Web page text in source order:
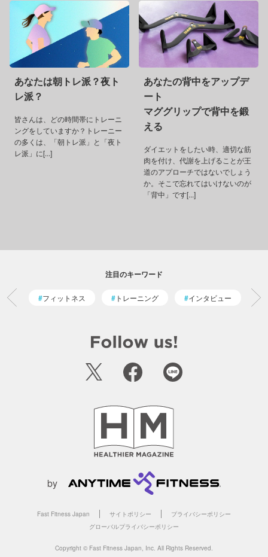
あなたは朝トレ派？夜ト
レ派？
皆さんは、どの時間帯にトレーニ
ングをしていますか？トレーニー
の多くは、「朝トレ派」と「夜ト
レ派」に[...]
あなたの背中をアップデ
ート
マググリップで背中を鍛
える
ダイエットをしたい時、適切な筋
肉を付け、代謝を上げることが王
道のアプローチではないでしょう
か。そこで忘れてはいけないのが
「背中」です[...]
注目のキーワード
フィットネス トレーニング インタビュー
by
Fast Fitness Japan サイトポリシー
プライバシーポリシー
グローバルプライバシーポリシー
Copyright © Fast Fitness Japan, Inc. All Rights Reserved.